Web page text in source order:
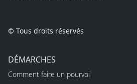
© Tous droits réservés
DÉMARCHES
Comment faire un pourvoi